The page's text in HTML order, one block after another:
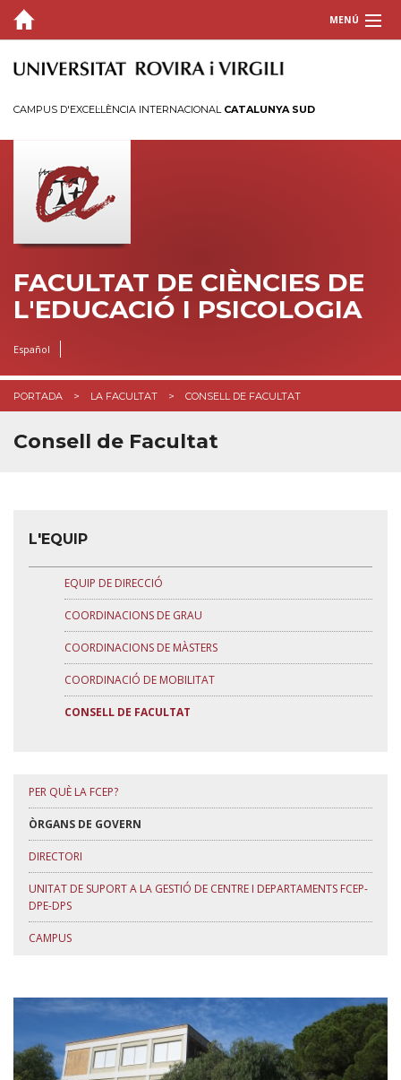
MENÚ
LA FACULTAT
Unitat de Suport a la Gestió de Centre i Departaments
Campus
Reserva d'espais
Pla d'enfortiment del català a la FCEP
ESTUDIS
INFORMACIÓ ACADÈMICA
CAMPUS D'EXCEL·LÈNCIA INTERNACIONAL CATALUNYA SUD
FACULTAT DE CIÈNCIES DE
L'EDUCACIÓ I PSICOLOGIA
Español
PORTADA LA FACULTAT CONSELL DE FACULTAT
Consell de Facultat
L'EQUIP
EQUIP DE DIRECCIÓ
COORDINACIONS DE GRAU
COORDINACIONS DE MÀSTERS
COORDINACIÓ DE MOBILITAT
CONSELL DE FACULTAT
PER QUÈ LA FCEP?
ÒRGANS DE GOVERN
DIRECTORI
UNITAT DE SUPORT A LA GESTIÓ DE CENTRE I DEPARTAMENTS FCEP-
DPE-DPS
CAMPUS